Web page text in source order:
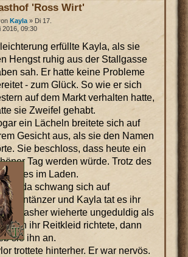
'Ross Wirt'
Kayla» Di 17.
2016, 09:30
erfüllte Kayla, als sie
Hengst ruhig aus der Stallgasse
sah. Er hatte keine Probleme
- zum Glück. So wie er sich
auf dem Markt verhalten hatte,
sie Zweifel gehabt.
ein Lächeln breitete sich auf
Gesicht aus, als sie den Namen
Sie beschloss, dass heute ein
Tag werden würde. Trotz des
im Laden.
schwang sich auf
und Kayla tat es ihr
Dasher wieherte ungeduldig als
noch ihr Reitkleid richtete, dann
sie ihn an.
trottete hinterher. Er war nervös.